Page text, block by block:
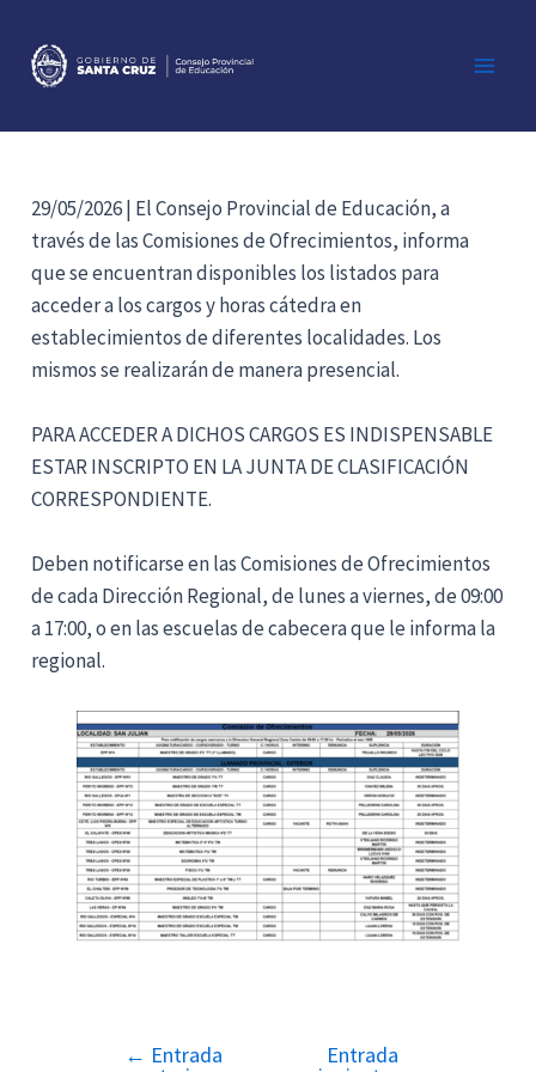
contenido
29/05/2026 | El Consejo Provincial de Educación, a
través de las Comisiones de Ofrecimientos, informa
que se encuentran disponibles los listados para
acceder a los cargos y horas cátedra en
establecimientos de diferentes localidades. Los
mismos se realizarán de manera presencial.
PARA ACCEDER A DICHOS CARGOS ES INDISPENSABLE
ESTAR INSCRIPTO EN LA JUNTA DE CLASIFICACIÓN
CORRESPONDIENTE.
Deben notificarse en las Comisiones de Ofrecimientos
de cada Dirección Regional, de lunes a viernes, de 09:00
a 17:00, o en las escuelas de cabecera que le informa la
regional.
Navegación
← Entrada Entrada